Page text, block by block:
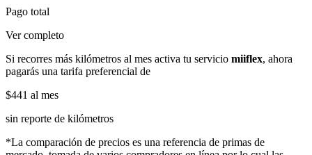
Pago total
Ver completo
Si recorres más kilómetros al mes activa tu servicio miiflex, ahora
pagarás una tarifa preferencial de
$441 al mes
sin reporte de kilómetros
*La comparación de precios es una referencia de primas de